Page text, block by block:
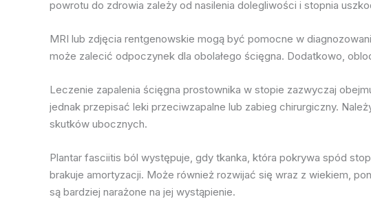
powrotu do zdrowia zależy od nasilenia dolegliwości i stopnia
MRI lub zdjęcia rentgenowskie mogą być pomocne w
może zalecić odpoczynek dla obolałego ścięgna. Dodatkowo,
Leczenie zapalenia ścięgna prostownika w stopie zazwyczaj
jednak przepisać leki przeciwzapalne lub zabieg chirurgiczny.
skutków ubocznych.
Plantar fasciitis ból występuje, gdy tkanka, która pokrywa spód
brakuje amortyzacji. Może również rozwijać się wraz z wiekiem,
są bardziej narażone na jej wystąpienie.